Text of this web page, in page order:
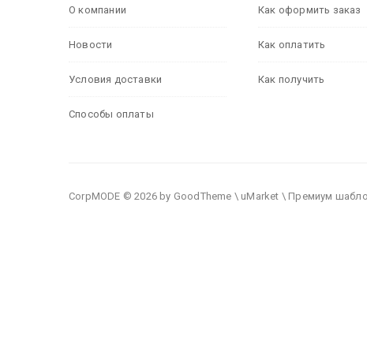
О компании
Новости
Условия доставки
Способы оплаты
Как оформить заказ
Как оплатить
Как получить
CorpMODE © 2026 by GoodTheme \ uMarket \ Премиум